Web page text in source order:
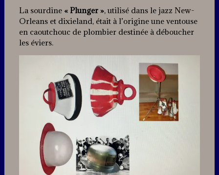
La sourdine « Plunger », utilisé dans le jazz New-
Orleans et dixieland, était à l’origine une ventouse
en caoutchouc de plombier destinée à déboucher
les éviers.